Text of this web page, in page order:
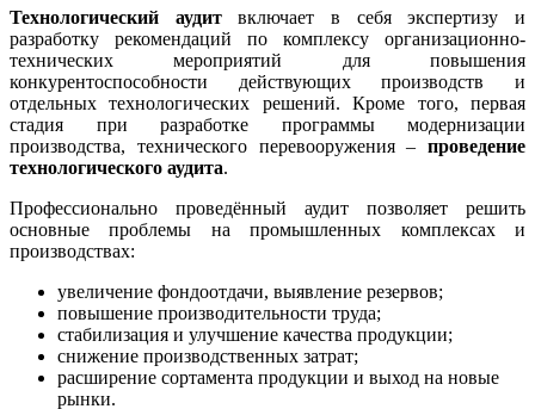
Технологический аудитвключает в себя экспертизу и
разработку рекомендаций по комплексу организационно-
технических мероприятий для повышения
конкурентоспособности действующих производств и
отдельных технологических решений. Кроме того, первая
стадия при разработке программы модернизации
производства, технического перевооружения – проведение
технологического аудита.
Профессионально проведённый аудит позволяет решить
основные проблемы на промышленных комплексах и
производствах:
увеличение фондоотдачи, выявление резервов;
повышение производительности труда;
стабилизация и улучшение качества продукции;
снижение производственных затрат;
расширение сортамента продукции и выход на новые
рынки.